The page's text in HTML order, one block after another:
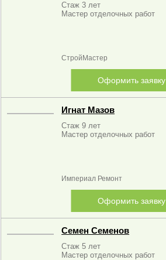
Стаж 3 лет
Мастер отделочных работ
СтройМастер
Оформить заявку
Игнат Мазов
Стаж 9 лет
Мастер отделочных работ
Империал Ремонт
Оформить заявку
Семен Семенов
Стаж 5 лет
Мастер отделочных работ